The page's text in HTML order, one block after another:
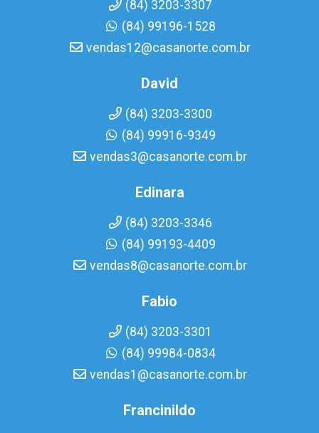
(84) 3203-3307
(84) 99196-1528
vendas12@casanorte.com.br
David
(84) 3203-3300
(84) 99916-9349
vendas3@casanorte.com.br
Edinara
(84) 3203-3346
(84) 99193-4409
vendas8@casanorte.com.br
Fabio
(84) 3203-3301
(84) 99984-0834
vendas1@casanorte.com.br
Francinildo